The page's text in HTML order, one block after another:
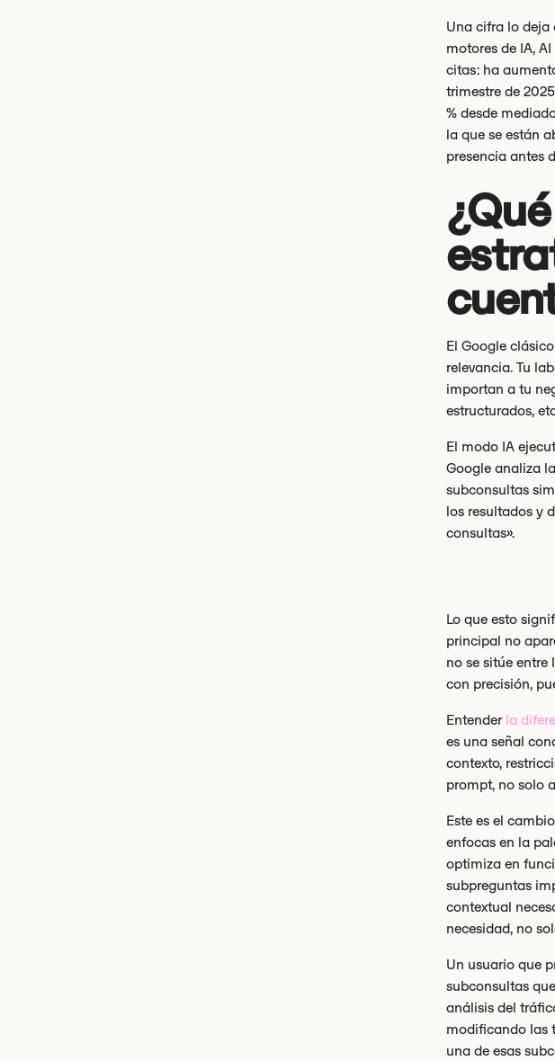
Una cifra lo deja
motores de IA,
citas: ha
trimestre de
% desde
la que se están
presencia antes
El Google
relevancia. Tu
importan a tu
estructurados,
El modo IA
Google analiza
subconsultas
los resultados y
consultas».
Lo que esto
principal no
no se sitúe
con precisión,
Entender la
es una señal
contexto,
prompt, no solo
Este es el
enfocas en la
optimiza en
subpreguntas
contextual
necesidad, no
Un usuario que
subconsultas
análisis del
modificando las
una de esas